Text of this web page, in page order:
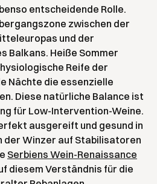
entscheidende Rolle.
zwischen der
und der
Balkans. Heiße Sommer
Reife der
Nächte die essenzielle
Diese natürliche Balance ist
für Low-Intervention-Weine.
ausgereift und gesund in
der Winzer auf Stabilisatoren
Serbiens Wein-Renaissance
diesem Verständnis für die